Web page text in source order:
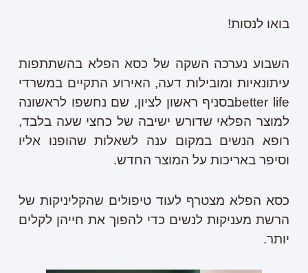
בואו לנסות!
השבוע נערכה השקה של כסא הפלא בהשתתפות
עיתונאיות ומובילות דעה, האירוע התקיים במשרדי
better lifeבסניף ראשון לציון, שם נחשפו לראשונה
למוצר הפלאי שדורש ישיבה של כחצי שעה בלבד,
רופא הנשים במקום ענה לשאלות שהופנו אליו
וסיפר באריכות על המוצר החדש.
כסא הפלא מצטרף לעוד טיפולים שהקליניקות של
הרשת מעניקות לנשים כדי להפוך את חייהן לקלים
יותר.